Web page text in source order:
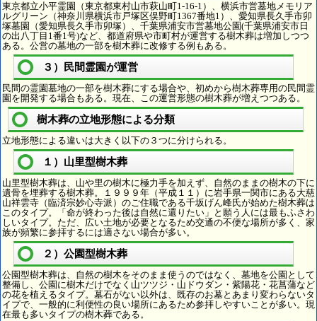
東京都立小平霊園（東京都東村山市萩山町1-16-1）、横浜市営墓地メモリア
ルグリーン（神奈川県横浜市戸塚区俣野町1367番地1）、愛知県長久手市卯
塚墓園（愛知県長久手市卯塚）、千葉県浦安市営墓地公園(千葉県浦安市日
の出八丁目1番1号)など、都道府県や市町村が運営する樹木葬は増加しつつ
ある。公営の墓地の一部を樹木葬に改修する例もある。
３）民間霊園が運営
民間の霊園墓地の一部を樹木葬にする場合や、初めから樹木葬専用の民間霊
園を開発する場合もある。現在、この運営形態の樹木葬が増えつつある。
樹木葬の立地形態による分類
立地形態による違いは大きく以下の３つに分けられる。
１）山里型樹木葬
山里型樹木葬は、山や里の樹木に極力手を加えず、自然のままの樹木の下に
遺骨を埋葬する樹木葬。１９９９年（平成１１）に岩手県一関市にある大慈
山祥雲寺（臨済宗妙心寺派）のご住職である千坂げん峰氏が始めた樹木葬は
このタイプ。「命が終わった後は自然に還りたい」と願う人には最もふさわ
しいタイプ。ただ、広い土地が必要となるため交通の不便な場所が多く、家
族が頻繁に参拝するには適さない場合が多い。
２）公園型樹木葬
公園型樹木葬は、自然の樹木をそのまま使うのではなく、墓地を公園として
整備し、公園に樹木だけでなく山ツツジ・山ドウダン・紫陽花・花菖蒲など
の花を植えるタイプ。墓石がない以外は、既存のお墓とあまり変わらないタ
イプで、一般的に利便性の良い場所にあるため参拝しやすいことが多い。現
在最も多いタイプの樹木葬である。